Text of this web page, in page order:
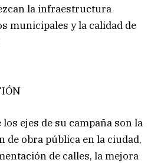
la infraestructura
municipales y la calidad de
ejes de su campaña son la
de obra pública en la ciudad,
de calles, la mejora